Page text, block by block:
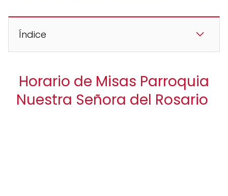
Índice
Horario de Misas Parroquia
Nuestra Señora del Rosario